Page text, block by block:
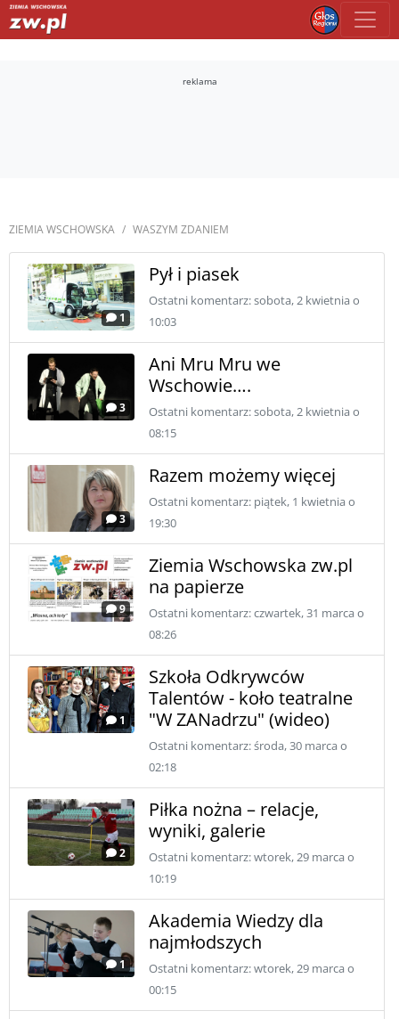
reklama
ZIEMIA WSCHOWSKA WASZYM ZDANIEM
1
Pył i piasek
Ostatni komentarz: sobota, 2 kwietnia o
10:03
3
Ani Mru Mru we
Wschowie….
Ostatni komentarz: sobota, 2 kwietnia o
08:15
3
Razem możemy więcej
Ostatni komentarz: piątek, 1 kwietnia o
19:30
9
Ziemia Wschowska zw.pl
na papierze
Ostatni komentarz: czwartek, 31 marca o
08:26
1
Szkoła Odkrywców
Talentów - koło teatralne
"W ZANadrzu" (wideo)
Ostatni komentarz: środa, 30 marca o
02:18
2
Piłka nożna – relacje,
wyniki, galerie
Ostatni komentarz: wtorek, 29 marca o
10:19
1
Akademia Wiedzy dla
najmłodszych
Ostatni komentarz: wtorek, 29 marca o
00:15